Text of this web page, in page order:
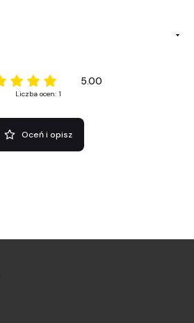
5.00
Liczba ocen: 1
Oceń i opisz